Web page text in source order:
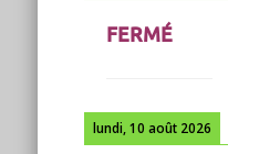
FERMÉ
lundi, 10 août 2026